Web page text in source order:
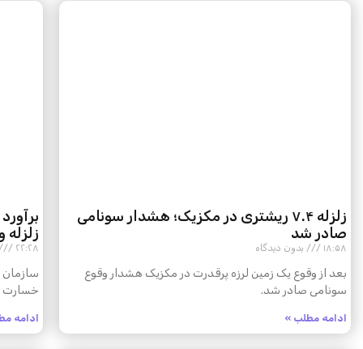
زلزله ۷.۴ ریشتری در مکزیک؛ هشدار سونامی
صادر شد
۱۸:۵۸ بدون دیدگاه
بعد از وقوع یک زمین لرزه پرقدرت در مکزیک هشدار وقوع
سونامی صادر شد.
ادامه مطلب »
زلزله
۲۲:۲۸
خسارت
ادامه